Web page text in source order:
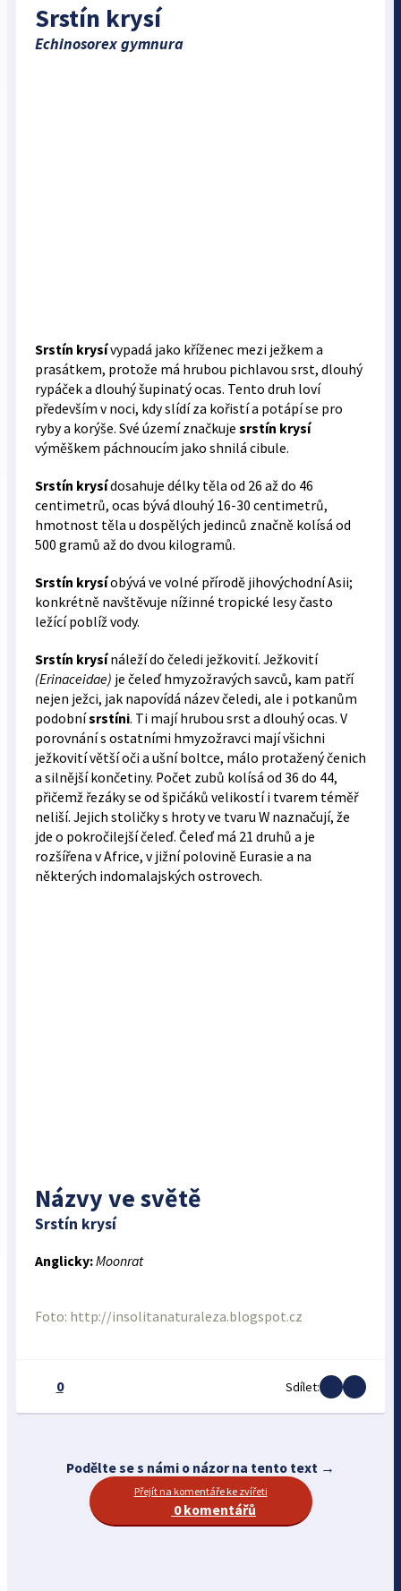
Srstín krysí
Echinosorex gymnura
Srstín krysívypadá jako kříženec mezi ježkem a
prasátkem, protože má hrubou pichlavou srst, dlouhý
rypáček a dlouhý šupinatý ocas. Tento druh loví
především v noci, kdy slídí za kořistí a potápí se pro
ryby a korýše. Své území značkuje srstín krysí
výměškem páchnoucím jako shnilá cibule.
Srstín krysídosahuje délky těla od 26 až do 46
centimetrů, ocas bývá dlouhý 16-30 centimetrů,
hmotnost těla u dospělých jedinců značně kolísá od
500 gramů až do dvou kilogramů.
Srstín krysíobývá ve volné přírodě jihovýchodní Asii;
konkrétně navštěvuje nížinné tropické lesy často
ležící poblíž vody.
Srstín krysínáleží do čeledi ježkovití. Ježkovití
(Erinaceidae) je čeleď hmyzožravých savců, kam patří
nejen ježci, jak napovídá název čeledi, ale i potkanům
podobnísrstíni. Ti mají hrubou srst a dlouhý ocas. V
porovnání s ostatními hmyzožravci mají všichni
ježkovití větší oči a ušní boltce, málo protažený čenich
a silnější končetiny. Počet zubů kolísá od 36 do 44,
přičemž řezáky se od špičáků velikostí i tvarem téměř
neliší. Jejich stoličky s hroty ve tvaru W naznačují, že
jde o pokročilejší čeleď. Čeleď má 21 druhů a je
rozšířena v Africe, v jižní polovině Eurasie a na
některých indomalajských ostrovech.
Názvy ve světě
Srstín krysí
Anglicky:Moonrat
Foto: http://insolitanaturaleza.blogspot.cz
0 Sdílet:
Podělte se s námi o názor na tento text →
Přejít na komentáře ke zvířeti
0 komentářů